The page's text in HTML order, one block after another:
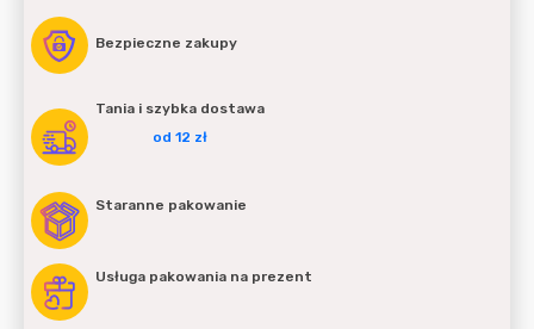
Bezpieczne zakupy
Tania i szybka dostawa
od 12 zł
Staranne pakowanie
Usługa pakowania na prezent